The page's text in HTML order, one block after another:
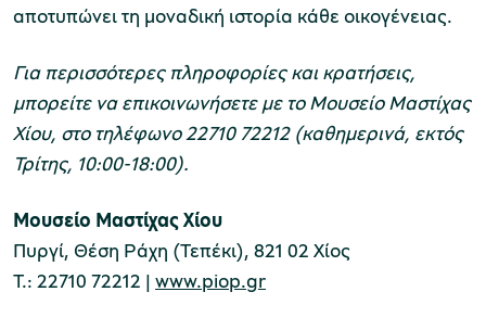
εισιτηρίων
αποτυπώνει τη μοναδική ιστορία κάθε οικογένειας.
Για περισσότερες πληροφορίες και κρατήσεις,
μπορείτε να επικοινωνήσετε με το Μουσείο Μαστίχας
Χίου, στο τηλέφωνο 22710 72212 (καθημερινά, εκτός
Τρίτης, 10:00-18:00).
Μουσείο Μαστίχας Χίου
Πυργί, Θέση Ράχη (Τεπέκι), 821 02 Χίος
Τ.: 22710 72212 | www.piop.gr